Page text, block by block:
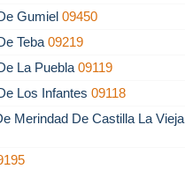
Gumiel 09450
Teba 09219
La Puebla 09119
Los Infantes 09118
Merindad De Castilla La Vieja